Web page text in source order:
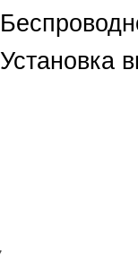
Установка